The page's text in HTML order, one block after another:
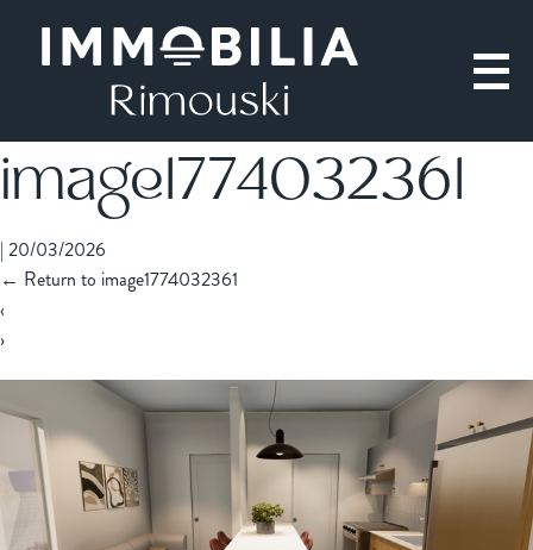
image1774032361
| 20/03/2026
← Return to image1774032361
‹
›